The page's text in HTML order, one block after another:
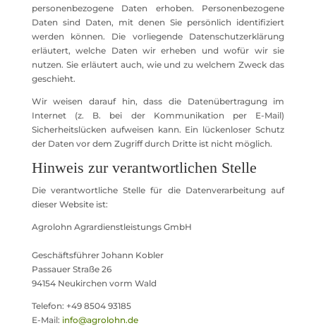
personenbezogene Daten erhoben. Personenbezogene
Daten sind Daten, mit denen Sie persönlich identifiziert
werden können. Die vorliegende Datenschutzerklärung
erläutert, welche Daten wir erheben und wofür wir sie
nutzen. Sie erläutert auch, wie und zu welchem Zweck das
geschieht.
Wir weisen darauf hin, dass die Datenübertragung im
Internet (z. B. bei der Kommunikation per E-Mail)
Sicherheitslücken aufweisen kann. Ein lückenloser Schutz
der Daten vor dem Zugriff durch Dritte ist nicht möglich.
Hinweis zur verantwortlichen Stelle
Die verantwortliche Stelle für die Datenverarbeitung auf
dieser Website ist:
Agrolohn Agrardienstleistungs GmbH
Geschäftsführer Johann Kobler
Passauer Straße 26
94154 Neukirchen vorm Wald
Telefon: +49 8504 93185
E-Mail: info@agrolohn.de